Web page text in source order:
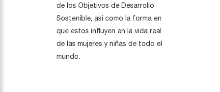
de los Objetivos de Desarrollo
Sostenible, así como la forma en
que estos influyen en la vida real
de las mujeres y niñas de todo el
mundo.